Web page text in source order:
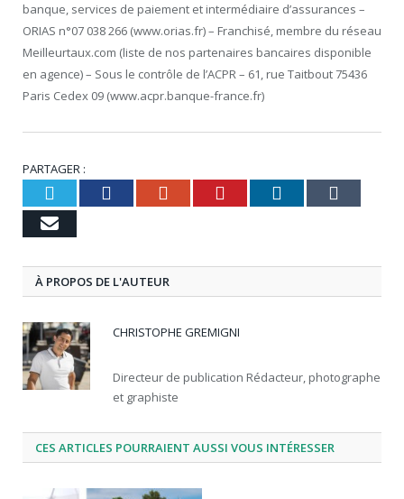
banque, services de paiement et intermédiaire d’assurances –
ORIAS n°07 038 266 (www.orias.fr) – Franchisé, membre du réseau
Meilleurtaux.com (liste de nos partenaires bancaires disponible
en agence) – Sous le contrôle de l’ACPR – 61, rue Taitbout 75436
Paris Cedex 09 (www.acpr.banque-france.fr)
PARTAGER :
TwitterFacebookGoogle+Pinterest
LinkedIn
Email
À PROPOS DE L'AUTEUR
CHRISTOPHE GREMIGNI
Directeur de publication Rédacteur, photographe
et graphiste
CES ARTICLES POURRAIENT AUSSI VOUS INTÉRESSER